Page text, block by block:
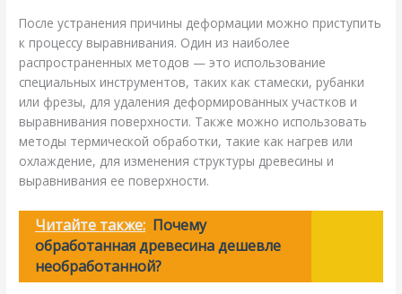
После устранения причины деформации можно приступить
к процессу выравнивания. Один из наиболее
распространенных методов — это использование
специальных инструментов, таких как стамески, рубанки
или фрезы, для удаления деформированных участков и
выравнивания поверхности. Также можно использовать
методы термической обработки, такие как нагрев или
охлаждение, для изменения структуры древесины и
выравнивания ее поверхности.
Читайте также: Почему
обработанная древесина дешевле
необработанной?